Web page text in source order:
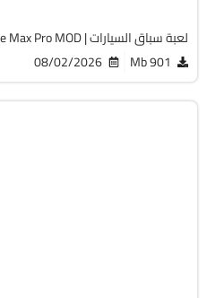
لعبة سباق السيارات | Race Max Pro MOD | أندرويد
901 Mb
08/02/2026